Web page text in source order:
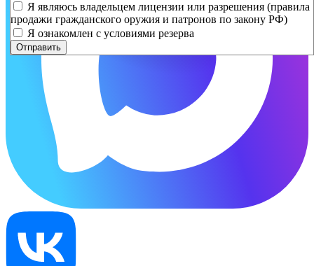
Я являюсь владельцем лицензии или разрешения (правила
продажи гражданского оружия и патронов по закону РФ)
Я ознакомлен с условиями резерва
Отправить